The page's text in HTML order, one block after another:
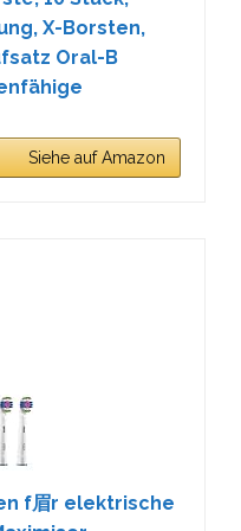
X-Borsten,
Oral-B
Siehe auf Amazon
f眉r elektrische